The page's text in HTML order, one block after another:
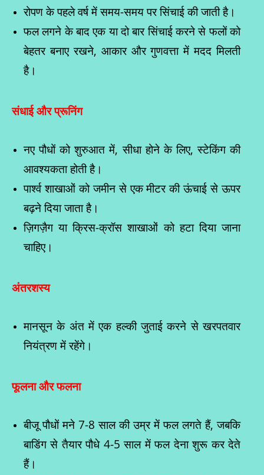
रोपण के पहले वर्ष में समय-समय पर सिंचाई की जाती है।
फल लगने के बाद एक या दो बार सिंचाई करने से फलों को
बेहतर बनाए रखने, आकार और गुणवत्ता में मदद मिलती
है।
संधाई और प्रूनिंग
नए पौधों को शुरुआत में, सीधा होने के लिए, स्टेकिंग की
आवश्यकता होती है।
पार्श्व शाखाओं को जमीन से एक मीटर की ऊंचाई से ऊपर
बढ़ने दिया जाता है।
ज़िगज़ैग या क्रिस-क्रॉस शाखाओं को हटा दिया जाना
चाहिए।
अंतरशस्य
मानसून के अंत में एक हल्की जुताई करने से खरपतवार
नियंत्रण में रहेंगे।
फूलना और फलना
बीजू पौधों मने 7-8 साल की उम्र में फल लगते हैं, जबकि
बाडिंग से तैयार पौधे 4-5 साल में फल देना शुरू कर देते
हैं।